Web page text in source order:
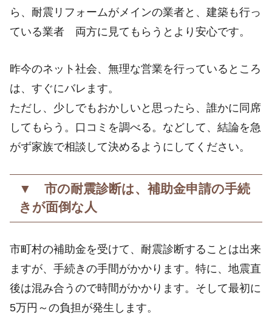
ら、耐震リフォームがメインの業者と、建築も行っ
ている業者 両方に見てもらうとより安心です。
昨今のネット社会、無理な営業を行っているところ
は、すぐにバレます。
ただし、少しでもおかしいと思ったら、誰かに同席
してもらう。口コミを調べる。などして、結論を急
がず家族で相談して決めるようにしてください。
▼ 市の耐震診断は、補助金申請の手続
きが面倒な人
市町村の補助金を受けて、耐震診断することは出来
ますが、手続きの手間がかかります。特に、地震直
後は混み合うので時間がかかります。そして最初に
5万円～の負担が発生します。